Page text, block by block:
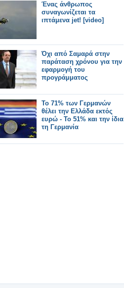
Ένας άνθρωπος
συναγωνίζεται τα
ιπτάμενα jet! [video]
Όχι από Σαμαρά στην
παράταση χρόνου για την
εφαρμογή του
προγράμματος
Το 71% των Γερμανών
θέλει την Ελλάδα εκτός
ευρώ - Το 51% και την ίδια
τη Γερμανία